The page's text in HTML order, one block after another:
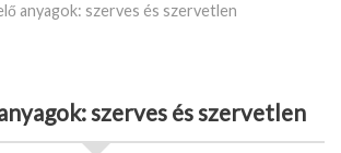
anyagok: szerves és szervetlen
szerves és szervetlen